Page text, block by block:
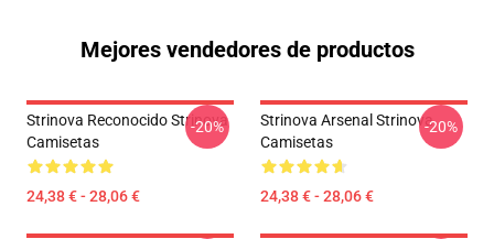
Mejores vendedores de productos
Strinova Reconocido Strinova
Camisetas
24,38 € - 28,06 €
-20%
Strinova Arsenal Strinova
Camisetas
24,38 € - 28,06 €
-20%